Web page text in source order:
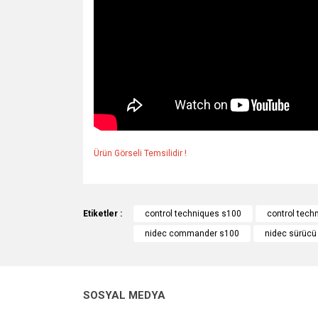
Ürün Görseli Temsilidir !
Ürün resmi kalitesiz, bozuk veya
Ürün fiyatı diğer sitelerden daha pahalı.
Etiketler : control techniques s100 control
nidec commander s100
nidec sürücü
SOSYAL MEDYA